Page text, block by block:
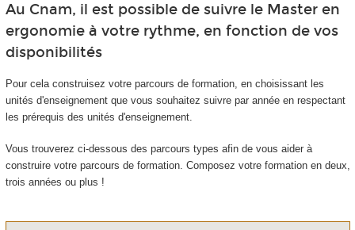
Au Cnam, il est possible de suivre le Master en
ergonomie à votre rythme, en fonction de vos
disponibilités
Pour cela construisez votre parcours de formation, en choisissant les
unités d'enseignement que vous souhaitez suivre par année en respectant
les prérequis des unités d'enseignement.
Vous trouverez ci-dessous des parcours types afin de vous aider à
construire votre parcours de formation. Composez votre formation en deux,
trois années ou plus !